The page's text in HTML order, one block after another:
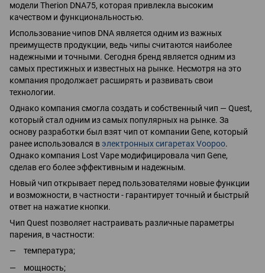
модели Therion DNA75, которая привлекла высоким
качеством и функциональностью.
Использование чипов DNA является одним из важных
преимуществ продукции, ведь чипы считаются наиболее
надежными и точными. Сегодня бренд является одним из
самых престижных и известных на рынке. Несмотря на это
компания продолжает расширять и развивать свои
технологии.
Однако компания смогла создать и собственный чип — Quest,
который стал одним из самых популярных на рынке. За
основу разработки был взят чип от компании Gene, который
ранее использовался вэлектронных сигаретах Voopoo.
Однако компания Lost Vape модифицировала чип Gene,
сделав его более эффективным и надежным.
Новый чип открывает перед пользователями новые функции
и возможности, в частности - гарантирует точный и быстрый
ответ на нажатие кнопки.
Чип Quest позволяет настраивать различные параметры
парения, в частности:
температура;
мощность;